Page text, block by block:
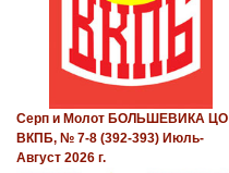
Серп и Молот БОЛЬШЕВИКА ЦО
ВКПБ, № 7-8 (392-393) Июль-
Август 2026 г.